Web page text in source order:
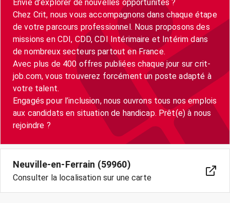
Envie d’explorer de nouvelles opportunités ?
Chez Crit, nous vous accompagnons dans chaque étape
de votre parcours professionnel. Nous proposons des
missions en CDI, CDD, CDI Intérimaire et Intérim dans
de nombreux secteurs partout en France.
Avec plus de 400 offres publiées chaque jour sur crit-
job.com, vous trouverez forcément un poste adapté à
votre talent.
Engagés pour l’inclusion, nous ouvrons tous nos emplois
aux candidats en situation de handicap. Prêt(e) à nous
Neuville-en-Ferrain (59960)
Consulter la localisation sur une carte